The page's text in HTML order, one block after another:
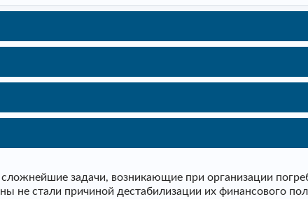
задачи, возникающие при организации
не стали причиной дестабилизации их финансового